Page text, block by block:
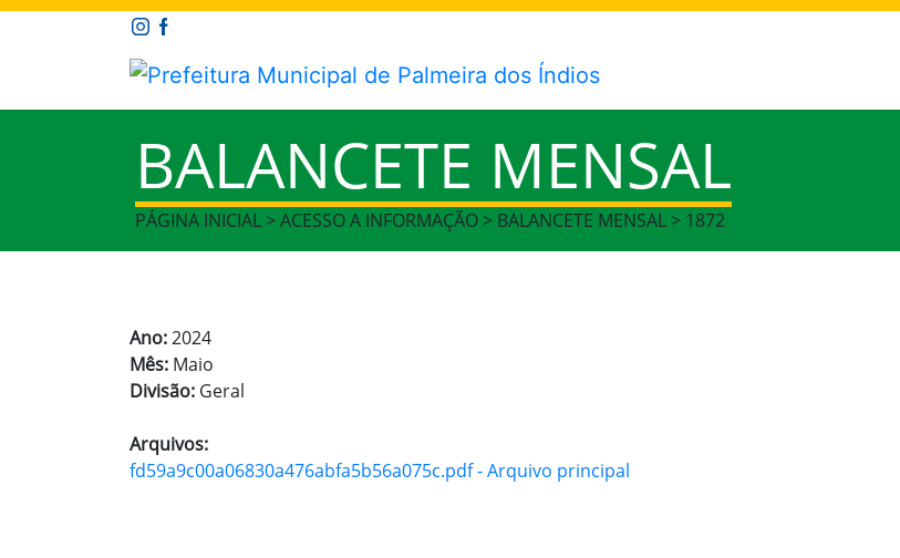
BALANCETE MENSAL
PÁGINA INICIAL > ACESSO A INFORMAÇÃO > BALANCETE MENSAL > 1872
Ano:2024
Mês: Maio
Divisão: Geral
Arquivos:
fd59a9c00a06830a476abfa5b56a075c.pdf - Arquivo principal